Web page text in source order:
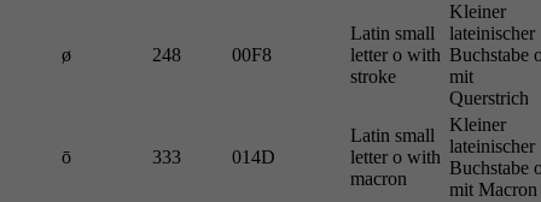
ø 248 00F8
Latin small
letter o with
stroke
Kleiner
lateinischer
Buchstabe
mit
Querstrich
ō 333 014D
Latin small
letter o with
macron
Kleiner
lateinischer
Buchstabe
mit Macron